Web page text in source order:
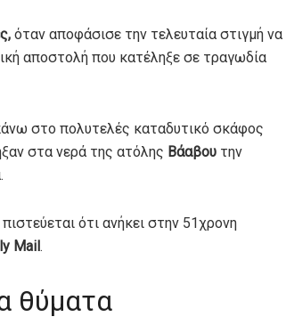
όταν αποφάσισε την τελευταία στιγμή να
αποστολή που κατέληξε σε τραγωδία
στο πολυτελές καταδυτικό σκάφος
στα νερά της ατόλης Βάαβου την
ότι ανήκει στην 51χρονη
Mail.
θύματα